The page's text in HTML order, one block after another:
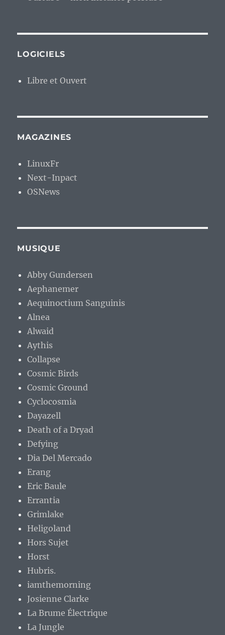
LOGICIELS
Libre et Ouvert
MAGAZINES
LinuxFr
Next-Inpact
OSNews
MUSIQUE
Abby Gundersen
Aephanemer
Aequinoctium Sanguinis
Alnea
Alwaid
Aythis
Collapse
Cosmic Birds
Cosmic Ground
Cyclocosmia
Dayazell
Death of a Dryad
Defying
Dia Del Mercado
Erang
Eric Baule
Errantia
Grimlake
Heligoland
Hors Sujet
Horst
Hubris.
iamthemorning
Josienne Clarke
La Brume Électrique
La Jungle